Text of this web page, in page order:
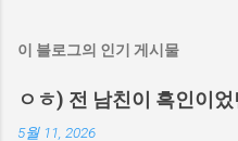
이 블로그의 인기 게시물
ㅇㅎ) 전 남친이 흑인이
5월 11, 2026